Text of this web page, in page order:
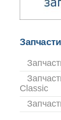
Classic